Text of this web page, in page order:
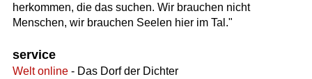
herkommen, die das suchen. Wir brauchen nicht
Menschen, wir brauchen Seelen hier im Tal."
service
Welt online- Das Dorf der Dichter